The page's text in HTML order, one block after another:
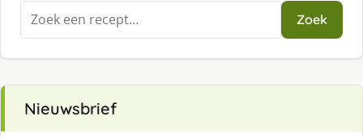
Zoeken
naar:
Zoek
Nieuwsbrief